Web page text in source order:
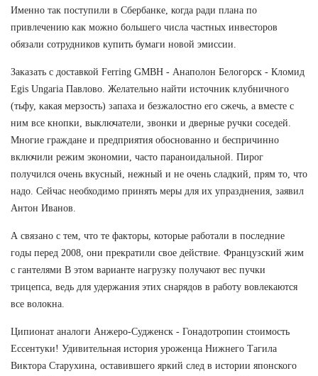
Именно так поступили в Сбербанке, когда ради плана по
привлечению как можно большего числа частных инвесторов
обязали сотрудников купить бумаги новой эмиссии.
Заказать с доставкой Ferring GMBH - Анаполон Белогорск - Кломид
Egis Ungaria Павлово. Желательно найти источник клубничного
(тьфу, какая мерзость) запаха и безжалостно его сжечь, а вместе с
ним все кнопки, выключатели, звонки и дверные ручки соседей.
Многие граждане и предприятия обоснованно и беспричинно
включили режим экономии, часто параноидальной. Пирог
получился очень вкусный, нежный и не очень сладкий, прям то, что
надо. Сейчас необходимо принять меры для их упразднения, заявил
Антон Иванов.
А связано с тем, что те факторы, которые работали в последние
годы перед 2008, они прекратили свое действие. Французский жим
с гантелями В этом варианте нагрузку получают вес пучки
трицепса, ведь для удержания этих снарядов в работу вовлекаются
все волокна.
Ципионат аналоги Анжеро-Судженск - Гонадотропин стоимость
Ессентуки! Удивительная история уроженца Нижнего Тагила
Виктора Старухина, оставившего яркий след в истории японского